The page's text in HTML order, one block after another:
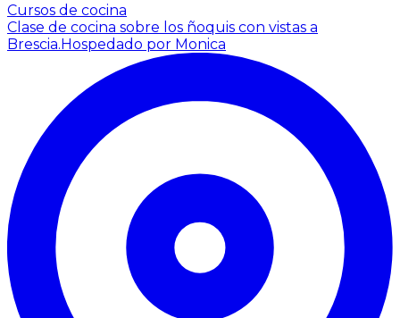
Cursos de cocina
Clase de cocina sobre los ñoquis con vistas a
Brescia.Hospedado por Monica